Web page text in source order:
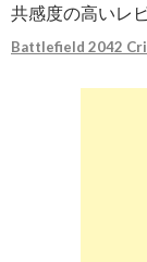
共感度の高いレ
Battlefield 2042